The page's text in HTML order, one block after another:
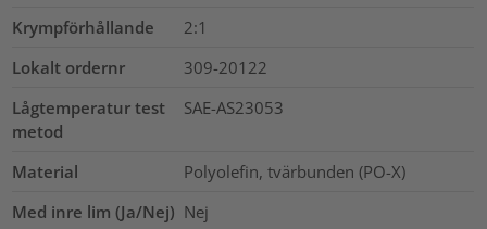
Krympförhållande
2:1
Lokalt ordernr
309-20122
Lågtemperatur test
metod
SAE-AS23053
Material
Polyolefin, tvärbunden (PO-X)
Med inre lim (Ja/Nej) Nej